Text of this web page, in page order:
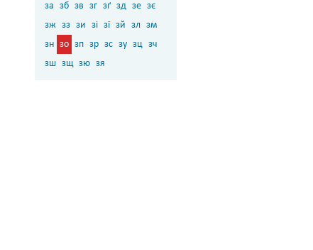
за зб зв зг зґ зд зе зє
зж зз зи зі зї зй зл зм
зн зо зп зр зс зу зц зч
зш зщ зю зя